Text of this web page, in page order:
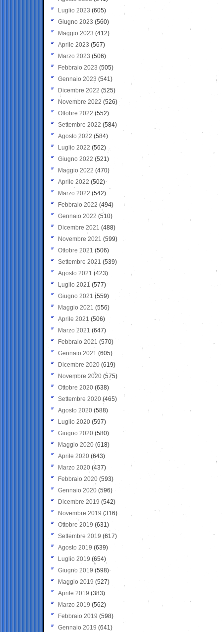
Luglio 2023 (605)
Giugno 2023 (560)
Maggio 2023 (412)
Aprile 2023 (567)
Marzo 2023 (506)
Febbraio 2023 (505)
Gennaio 2023 (541)
Dicembre 2022 (525)
Novembre 2022 (526)
Ottobre 2022 (552)
Settembre 2022 (584)
Agosto 2022 (584)
Luglio 2022 (562)
Giugno 2022 (521)
Maggio 2022 (470)
Aprile 2022 (502)
Marzo 2022 (542)
Febbraio 2022 (494)
Gennaio 2022 (510)
Dicembre 2021 (488)
Novembre 2021 (599)
Ottobre 2021 (506)
Settembre 2021 (539)
Agosto 2021 (423)
Luglio 2021 (577)
Giugno 2021(559)
Maggio 2021 (556)
Aprile 2021 (506)
Marzo 2021 (647)
Febbraio 2021 (570)
Gennaio 2021 (605)
Dicembre 2020 (619)
Novembre 2020 (575)
Ottobre 2020 (638)
Settembre 2020(465)
Agosto 2020 (588)
Luglio 2020 (597)
Giugno 2020 (580)
Maggio 2020 (618)
Aprile 2020 (643)
Marzo 2020 (437)
Febbraio 2020 (593)
Gennaio 2020 (596)
Dicembre 2019 (542)
Novembre 2019 (316)
Ottobre 2019 (631)
Settembre 2019 (617)
Agosto 2019 (639)
Luglio 2019 (654)
Giugno 2019 (598)
Maggio 2019 (527)
Aprile 2019 (383)
Marzo 2019 (562)
Febbraio 2019 (598)
Gennaio 2019 (641)